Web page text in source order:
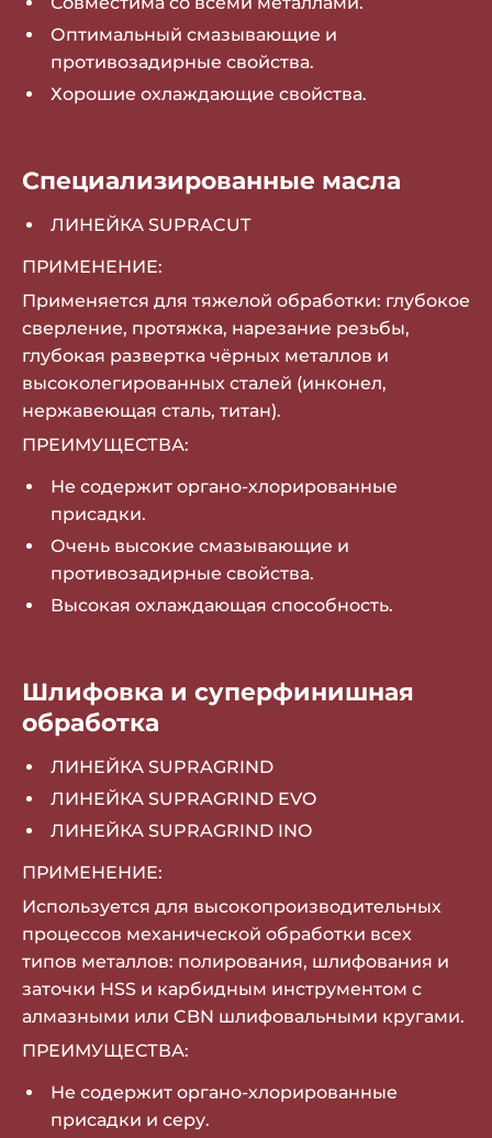
Оптимальный смазывающие и
противозадирные свойства.
Хорошие охлаждающие свойства.
Специализированные масла
ЛИНЕЙКА SUPRACUT
ПРИМЕНЕНИЕ:
Применяется для тяжелой обработки: глубокое
сверление, протяжка, нарезание резьбы,
глубокая развертка чёрных металлов и
высоколегированных сталей (инконел,
нержавеющая сталь, титан).
ПРЕИМУЩЕСТВА:
Не содержит органо-хлорированные
присадки.
Очень высокие смазывающие и
противозадирные свойства.
Высокая охлаждающая способность.
Шлифовка и суперфинишная
обработка
ЛИНЕЙКА SUPRAGRIND
ЛИНЕЙКА SUPRAGRIND EVO
ЛИНЕЙКА SUPRAGRIND INO
ПРИМЕНЕНИЕ:
Используется для высокопроизводительных
процессов механической обработки всех
типов металлов: полирования, шлифования и
заточки HSS и карбидным инструментом с
алмазными или CBN шлифовальными кругами.
ПРЕИМУЩЕСТВА:
Не содержит органо-хлорированные
присадки и серу.